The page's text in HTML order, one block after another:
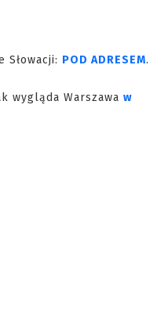
POD ADRESEM.
wygląda Warszawa w